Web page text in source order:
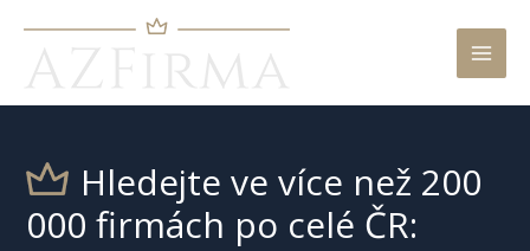
Hledejte ve více než 200
000 firmách po celé ČR: